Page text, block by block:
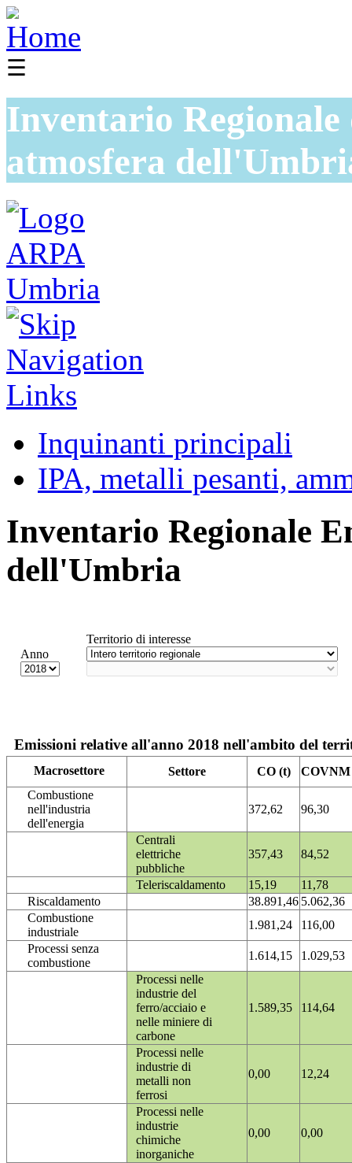
☰
Inventario
atmosfera
Inquinanti principali
IPA, metalli pesanti,
Inventario Regionale
dell'Umbria
Anno
Territorio di interesse
Emissioni relative all'anno 2018 nell'ambito del
Macrosettore Settore CO (t)
COVNM
Combustione
nell'industria
dell'energia
372,62 96,30
Centrali
elettriche
pubbliche
357,43 84,52
Teleriscaldamento 15,19
11,78
Riscaldamento
38.891,46 5.062,36
Combustione
industriale
1.981,24
116,00
Processi senza
combustione
1.614,15
1.029,53
Processi nelle
industrie del
ferro/acciaio e
nelle miniere di
carbone
1.589,35 114,64
Processi nelle
industrie di
metalli non
ferrosi
0,00 12,24
Processi nelle
industrie
chimiche
inorganiche
0,00 0,00